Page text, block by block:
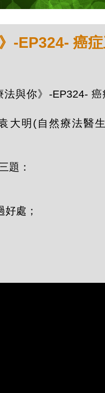
-EP324- 癌
與你》-EP324- 癌
大明(自然療法醫
題：
好處；